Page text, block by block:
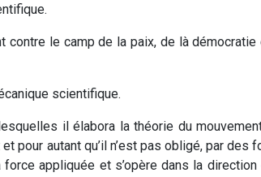
le camp de la paix, de là démocratie
scientifique.
il élabora la théorie du
pour autant qu’il n’est pas obligé, par des
appliquée et s’opère dans la direction